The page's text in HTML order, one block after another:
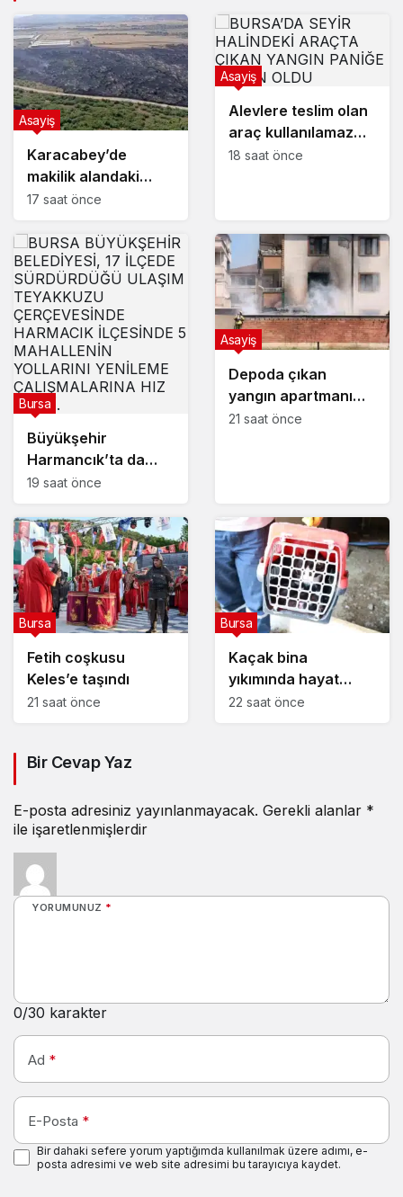
Karacabey’de
makilik alandaki
yangın fabrikaya
söndürüldü
Asayiş
17 saat önce
Alevlere teslim olan
araç kullanılamaz
hale geldi
Asayiş
18 saat önce
Büyükşehir
Harmancık’ta da
yolları yeniliyor
Bursa
19 saat önce
Depoda çıkan
yangın apartmanı
yakıyordu
Asayiş
21 saat önce
Fetih coşkusu
Keles’e taşındı
Bursa
21 saat önce
Kaçak bina
yıkımında hayat
kurtaran müdahale
Bursa
22 saat önce
Bir Cevap Yaz
E-posta adresiniz yayınlanmayacak. Gerekli alanlar *
ile işaretlenmişlerdir
YORUMUNUZ *
0/30 karakter
Ad *
E-Posta *
Bir dahaki sefere yorum yaptığımda kullanılmak üzere adımı, e-
posta adresimi ve web site adresimi bu tarayıcıya kaydet.